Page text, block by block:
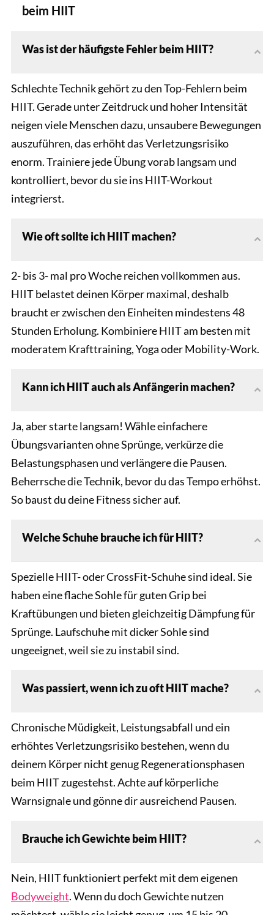
beim HIIT
Was ist der häufigste Fehler beim HIIT?
Schlechte Technik gehört zu den Top-Fehlern beim
HIIT. Gerade unter Zeitdruck und hoher Intensität
neigen viele Menschen dazu, unsaubere Bewegungen
auszuführen, das erhöht das Verletzungsrisiko
enorm. Trainiere jede Übung vorab langsam und
kontrolliert, bevor du sie ins HIIT-Workout
integrierst.
Wie oft sollte ich HIIT machen?
2- bis 3- mal pro Woche reichen vollkommen aus.
HIIT belastet deinen Körper maximal, deshalb
braucht er zwischen den Einheiten mindestens 48
Stunden Erholung. Kombiniere HIIT am besten mit
moderatem Krafttraining, Yoga oder Mobility-Work.
Kann ich HIIT auch als Anfängerin machen?
Ja, aber starte langsam! Wähle einfachere
Übungsvarianten ohne Sprünge, verkürze die
Belastungsphasen und verlängere die Pausen.
Beherrsche die Technik, bevor du das Tempo erhöhst.
So baust du deine Fitness sicher auf.
Welche Schuhe brauche ich für HIIT?
Spezielle HIIT- oder CrossFit-Schuhe sind ideal. Sie
haben eine flache Sohle für guten Grip bei
Kraftübungen und bieten gleichzeitig Dämpfung für
Sprünge. Laufschuhe mit dicker Sohle sind
ungeeignet, weil sie zu instabil sind.
Was passiert, wenn ich zu oft HIIT mache?
Chronische Müdigkeit, Leistungsabfall und ein
erhöhtes Verletzungsrisiko bestehen, wenn du
deinem Körper nicht genug Regenerationsphasen
beim HIIT zugestehst. Achte auf körperliche
Warnsignale und gönne dir ausreichend Pausen.
Brauche ich Gewichte beim HIIT?
Nein, HIIT funktioniert perfekt mit dem eigenen
Bodyweight. Wenn du doch Gewichte nutzen